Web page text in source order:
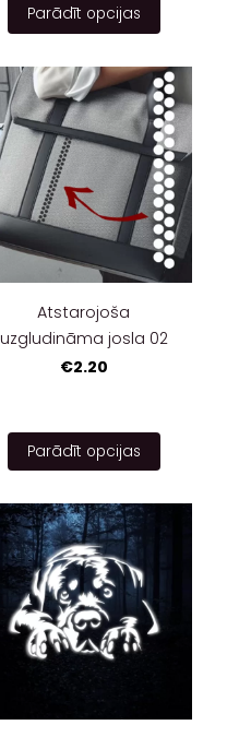
Parādīt opcijas
Atstarojoša
uzgludināma josla 02
€2.20
Parādīt opcijas